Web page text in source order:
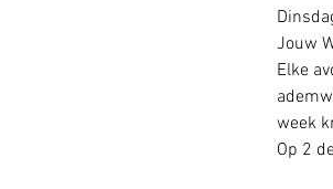
Jouw
Elke
week
Op 2